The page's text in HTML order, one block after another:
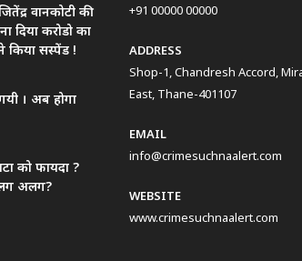
वानकोटी की
दिया करोडो का
किया सस्पेंड !
। अब होगा
को फायदा ?
अलग?
+91 00000 00000
ADDRESS
Shop-1, Chandresh Accord,
East, Thane-401107
EMAIL
info@crimesuchnaalert.com
WEBSITE
www.crimesuchnaalert.com